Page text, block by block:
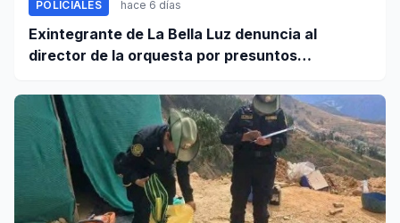
POLICIALES hace 6 días
Exintegrante de La Bella Luz denuncia al
director de la orquesta por presuntos